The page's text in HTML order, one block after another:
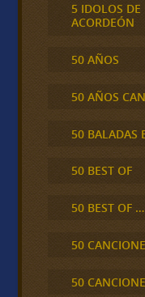
5 IDOLOS
ACORDEÓN
50 AÑOS
50 AÑOS
50 BALADAS
50 BEST OF
50 BEST OF …
50
50